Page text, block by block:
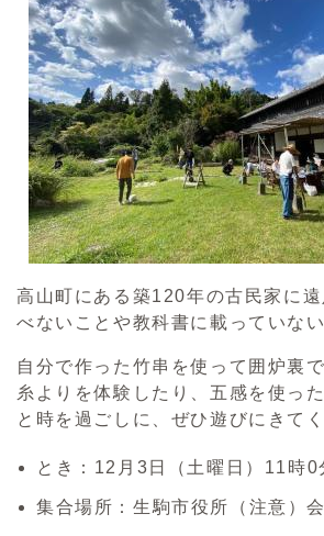
高山町にある築120年の古民家に
べないことや教科書に載っていな
自分で作った竹串を使って囲炉裏
糸よりを体験したり、五感を使っ
と時を過ごしに、ぜひ遊びにきて
とき：12月3日（土曜日）11時0
集合場所：生駒市役所（注意）